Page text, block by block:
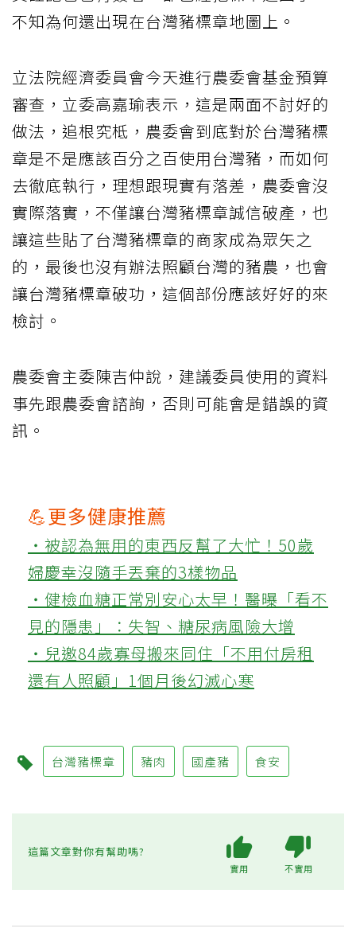
不知為何還出現在台灣豬標章地圖上。
立法院經濟委員會今天進行農委會基金預算
審查，立委高嘉瑜表示，這是兩面不討好的
做法，追根究柢，農委會到底對於台灣豬標
章是不是應該百分之百使用台灣豬，而如何
去徹底執行，理想跟現實有落差，農委會沒
實際落實，不僅讓台灣豬標章誠信破產，也
讓這些貼了台灣豬標章的商家成為眾矢之
的，最後也沒有辦法照顧台灣的豬農，也會
讓台灣豬標章破功，這個部份應該好好的來
檢討。
農委會主委陳吉仲說，建議委員使用的資料
事先跟農委會諮詢，否則可能會是錯誤的資
訊。
💪更多健康推薦
‧被認為無用的東西反幫了大忙！50歲
婦慶幸沒隨手丟棄的3樣物品
‧健檢血糖正常別安心太早！醫曝「看不
見的隱患」：失智、糖尿病風險大增
‧兒邀84歲寡母搬來同住「不用付房租
還有人照顧」1個月後幻滅心寒
台灣豬標章 豬肉 國產豬 食安
這篇文章對你有幫助嗎?
實用 不實用